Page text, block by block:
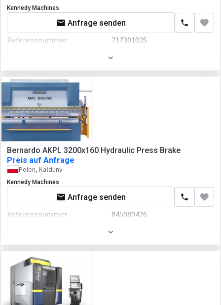
Kennedy Machines
Anfrage senden
Referenznummer
717301025
2023
Bernardo AKPL 3200x160 Hydraulic Press Brake
Preis auf Anfrage
Polen, Kałduny
Kennedy Machines
Anfrage senden
Referenznummer
845080426
2021